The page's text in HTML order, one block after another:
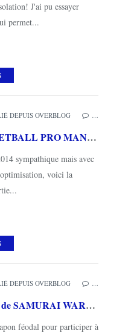
J'ai pu essayer
permet...
DEPUIS OVERBLOG …
TEST de BASKETBALL PRO MANAGEMENT 2015 sur PC: c'est vous le patron!
sympathique mais avec
voici la
DEPUIS OVERBLOG …
TEST ECLAIR de SAMURAI WARRIORS 4 (sur PS4): ça castagne en masse!
féodal pour participer à